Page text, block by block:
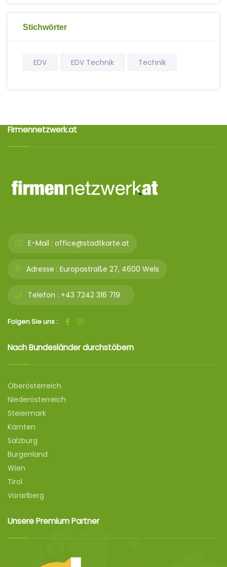
Stichwörter
EDV EDV Technik Technik
Firmennetzwerk.at
E-Mail : office@stadtkarte.at
Adresse : Europastraße 27, 4600 Wels
Telefon : +43 7242 316 719
Folgen Sie uns :
Nach Bundesländer durchstöbern
Oberösterreich
Niederösterreich
Steiermark
Kärnten
Salzburg
Burgenland
Wien
Tirol
Vorarlberg
Unsere Premium Partner